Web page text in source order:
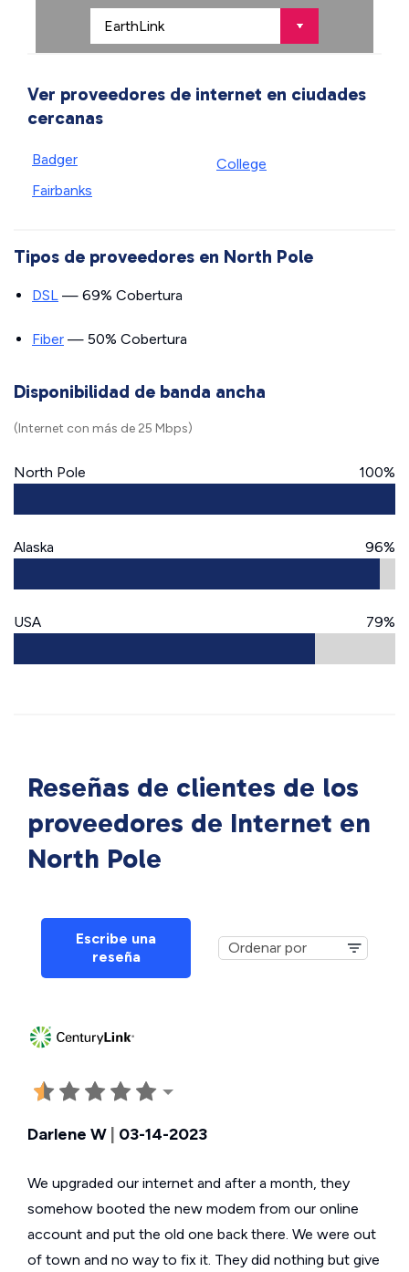
Ver proveedores de internet en ciudades
cercanas
Badger
Fairbanks
College
Tipos de proveedores en North Pole
DSL — 69% Cobertura
Fiber — 50% Cobertura
Disponibilidad de banda ancha
(Internet con más de 25 Mbps)
North Pole 100%
Alaska 96%
USA 79%
Reseñas de clientes de los
proveedores de Internet en
North Pole
Escribe una
reseña
Darlene W 03-14-2023
We upgraded our internet and after a month, they
somehow booted the new modem from our online
account and put the old one back there. We were out
of town and no way to fix it. They did nothing but give